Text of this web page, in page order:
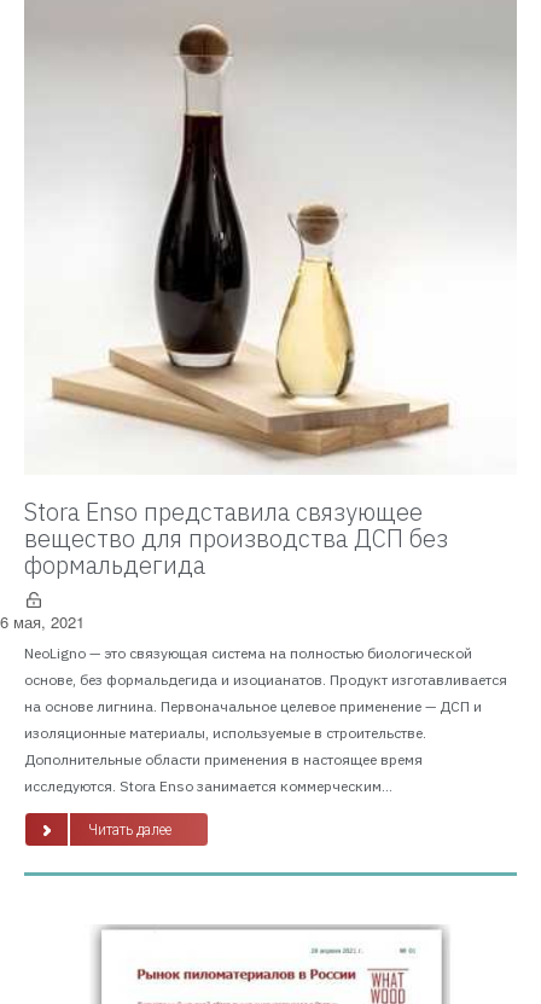
Stora Enso представила связующее
вещество для производства ДСП без
формальдегида
6 мая, 2021
NeoLigno — это связующая система на полностью биологической
основе, без формальдегида и изоцианатов. Продукт изготавливается
на основе лигнина. Первоначальное целевое применение — ДСП и
изоляционные материалы, используемые в строительстве.
Дополнительные области применения в настоящее время
исследуются. Stora Enso занимается коммерческим...
Читать далее